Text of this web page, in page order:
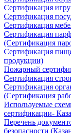
Сертификация
Сертификация
Сертификация
Сертификация
(Сертификация
Сертификация
продукции)
Пожарный
Сертификация
Сертификация
(Сертификация
Используемые
сертификации-
Перечень
безопасности